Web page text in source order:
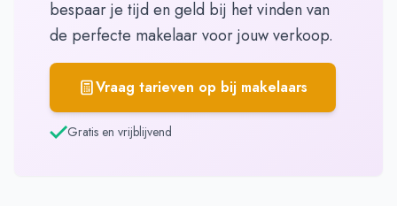
bespaar je tijd en geld bij het vinden van
de perfecte makelaar voor jouw verkoop.
Vraag tarieven op bij makelaars
Gratis en vrijblijvend